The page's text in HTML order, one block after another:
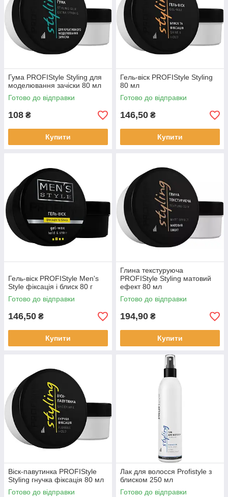
Гума PROFIStyle Styling для
моделювання зачіски 80 мл
Готово до відправки
108 ₴
Купити
Гель-віск PROFIStyle Styling
80 мл
Готово до відправки
146,50 ₴
Купити
Гель-віск PROFIStyle Men's
Style фіксація і блиск 80 г
Готово до відправки
146,50 ₴
Купити
Глина текстуруюча
PROFIStyle Styling матовий
ефект 80 мл
Готово до відправки
194,90 ₴
Купити
Віск-павутинка PROFIStyle
Styling гнучка фіксація 80 мл
Готово до відправки
Лак для волосся Profistyle з
блиском 250 мл
Готово до відправки